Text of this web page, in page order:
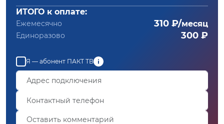
ИТОГО к оплате:
Ежемесячно 310 ₽/месяц
Единоразово 300 ₽
Я — абонент ПАКТ ТВ